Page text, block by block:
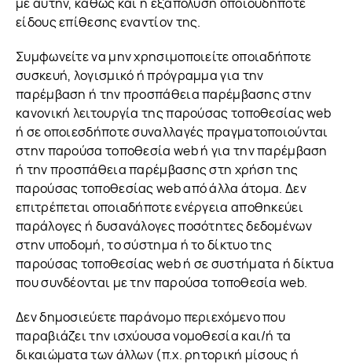
είδους επίθεσης εναντίον της.
Συμφωνείτε να μην χρησιμοποιείτε οποιαδήποτε
συσκευή, λογισμικό ή πρόγραμμα για την
παρέμβαση ή την προσπάθεια παρέμβασης στην
κανονική λειτουργία της παρούσας τοποθεσίας web
ή σε οποιεσδήποτε συναλλαγές πραγματοποιούνται
στην παρούσα τοποθεσία web ή για την παρέμβαση
ή την προσπάθεια παρέμβασης στη χρήση της
παρούσας τοποθεσίας web από άλλα άτομα. Δεν
επιτρέπεται οποιαδήποτε ενέργεια αποθηκεύει
παράλογες ή δυσανάλογες ποσότητες δεδομένων
στην υποδομή, το σύστημα ή το δίκτυο της
παρούσας τοποθεσίας web ή σε συστήματα ή δίκτυα
που συνδέονται με την παρούσα τοποθεσία web.
Δεν δημοσιεύετε παράνομο περιεχόμενο που
παραβιάζει την ισχύουσα νομοθεσία και/ή τα
δικαιώματα των άλλων (π.χ. ρητορική μίσους ή